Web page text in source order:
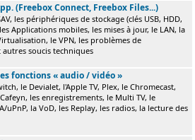
(Freebox Connect, Freebox Files...)
les périphériques de stockage (clés USB, HDD,
Applications mobiles, les mises à jour, le LAN, la
le VPN, les problèmes de
soucis techniques
fonctions « audio / vidéo »
le Devialet, l'Apple TV, Plex, le Chromecast,
les enregistrements, le Multi TV, le
uPnP, la VoD, les Replay, les radios, la lecture des